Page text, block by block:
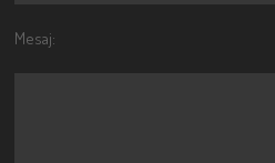
Mesaj: